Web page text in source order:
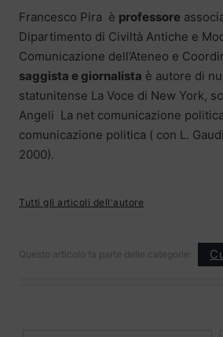
Francesco Pira è professore
Dipartimento di Civiltà Antiche e
Comunicazione dell’Ateneo e
saggista e giornalista è autore di
statunitense La Voce di New York,
Angeli La net comunicazione
comunicazione politica ( con L.
2000).
Tutti gli articoli dell'autore
Questo articolo fa parte delle categorie: